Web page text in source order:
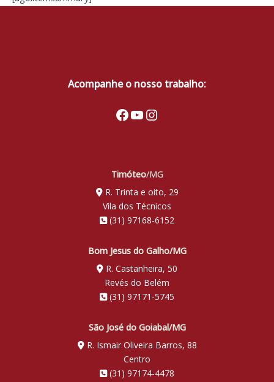
Acompanhe o nosso trabalho:
Facebook
Youtube
Instagram
Timóteo/MG
R. Trinta e oito, 29
Vila dos Técnicos
(31) 97168-6152
Bom Jesus do Galho/MG
R. Castanheira, 50
Revés do Belém
(31) 97171-5745
São José do Goiabal/MG
R. Ismair Oliveira Barros, 88
Centro
(31) 97174-4478